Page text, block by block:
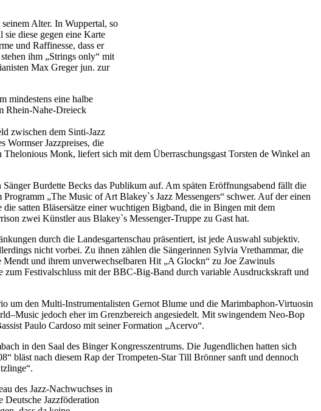
Alter. In Wuppertal, so
diese gegen eine Karte
und Raffinesse, dass er
ihm „Strings only“ mit
Max Greger jun. zur
mindestens eine halbe
Rhein-Nahe-Dreieck
zwischen dem Sinti-Jazz
Jazzpreises, die
Monk, liefert sich mit dem Überraschungsgast Torsten de Winkel an
Burdette Becks das Publikum auf. Am späten Eröffnungsabend fällt die
„The Music of Art Blakey`s Jazz Messengers“ schwer. Auf der einen
satten Bläsersätze einer wuchtigen Bigband, die in Bingen mit dem
zwei Künstler aus Blakey`s Messenger-Truppe zu Gast hat.
durch die Landesgartenschau präsentiert, ist jede Auswahl subjektiv.
nicht vorbei. Zu ihnen zählen die Sängerinnen Sylvia Vrethammar, die
und ihrem unverwechselbaren Hit „A Glockn“ zu Joe Zawinuls
Festivalschluss mit der BBC-Big-Band durch variable Ausdruckskraft und
um den Multi-Instrumentalisten Gernot Blume und die Marimbaphon-Virtuosin
jedoch eher im Grenzbereich angesiedelt. Mit swingendem Neo-Bop
Paulo Cardoso mit seiner Formation „Acervo“.
in den Saal des Binger Kongresszentrums. Die Jugendlichen hatten sich
bläst nach diesem Rap der Trompeten-Star Till Brönner sanft und dennoch
des Jazz-Nachwuchses in
Deutsche Jazzföderation